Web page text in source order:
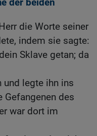
der beiden
die Worte seiner
indem sie sagte:
Sklave getan; da
und legte ihn ins
Gefangenen des
war dort im